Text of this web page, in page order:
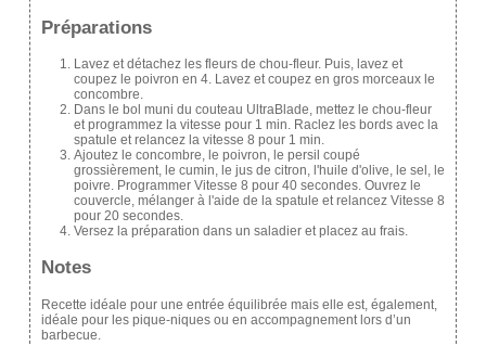
Préparations
Lavez et détachez les fleurs de chou-fleur. Puis, lavez et
coupez le poivron en 4. Lavez et coupez en gros morceaux le
concombre.
Dans le bol muni du couteau UltraBlade, mettez le chou-fleur
et programmez la vitesse pour 1 min. Raclez les bords avec la
spatule et relancez la vitesse 8 pour 1 min.
Ajoutez le concombre, le poivron, le persil coupé
grossièrement, le cumin, le jus de citron, l'huile d'olive, le sel, le
poivre. Programmer Vitesse 8 pour 40 secondes. Ouvrez le
couvercle, mélanger à l'aide de la spatule et relancez Vitesse 8
pour 20 secondes.
Versez la préparation dans un saladier et placez au frais.
Notes
Recette idéale pour une entrée équilibrée mais elle est, également,
idéale pour les pique-niques ou en accompagnement lors d’un
barbecue.